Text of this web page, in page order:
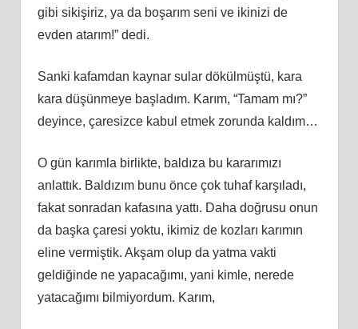
gibi sikişiriz, ya da boşarım seni ve ikinizi de
evden atarım!” dedi.
Sanki kafamdan kaynar sular dökülmüştü, kara
kara düşünmeye başladım. Karım, “Tamam mı?”
deyince, çaresizce kabul etmek zorunda kaldım…
O gün karımla birlikte, baldıza bu kararımızı
anlattık. Baldızım bunu önce çok tuhaf karşıladı,
fakat sonradan kafasına yattı. Daha doğrusu onun
da başka çaresi yoktu, ikimiz de kozları karımın
eline vermiştik. Akşam olup da yatma vakti
geldiğinde ne yapacağımı, yani kimle, nerede
yatacağımı bilmiyordum. Karım,